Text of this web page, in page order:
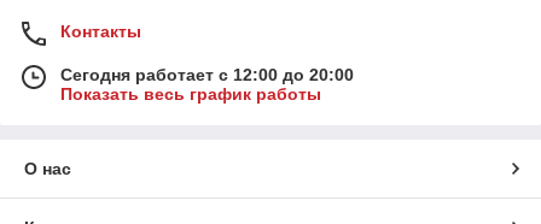
Контакты
Сегодня работает с 12:00 до 20:00
Показать весь график работы
О нас